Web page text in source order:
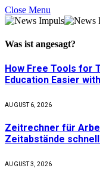
Close Menu
Was ist angesagt?
How Free Tools for
Education Easier
AUGUST 6, 2026
Zeitrechner für
Zeitabstände
AUGUST 3, 2026